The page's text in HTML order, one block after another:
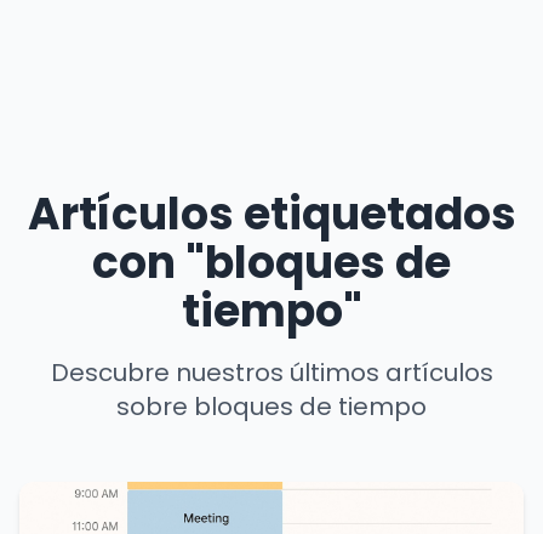
Artículos etiquetados
con "bloques de
tiempo"
Descubre nuestros últimos artículos
sobre bloques de tiempo